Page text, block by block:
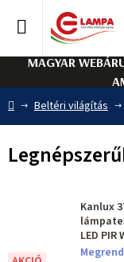
tartalomhoz
MAGYAR
Kezdőlap
Beltéri világítás
Kanlux
LED PIR